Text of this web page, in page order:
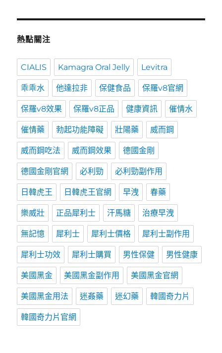
熱點關注
CIALIS Kamagra Oral Jelly Levitra
乖乖水 他達拉非 保健食品 保羅v8官網
保羅v8效果 保羅v8正品 健康資訊 催情水
催情藥 勃起功能障礙 壯陽藥 威而鋼
威而鋼吃法 威而鋼效果 德國金剛
德國金剛官網 必利勁 必利勁副作用
日韓虎王 日韓虎王官網 早洩 春藥
樂威壯 正品犀利士 汗馬糖 治療早洩
無記憶 犀利士 犀利士價格 犀利士副作用
犀利士功效 犀利士購買 男性保健 男性健康
美國黑金 美國黑金副作用 美國黑金官網
美國黑金用法 迷姦藥 迷幻藥 韓國奇力片
韓國奇力片官網